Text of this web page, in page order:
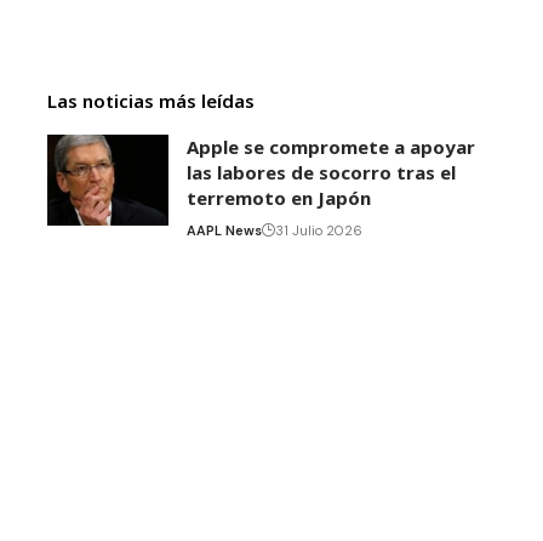
Las noticias más leídas
Apple se compromete a apoyar
las labores de socorro tras el
terremoto en Japón
AAPL News 31 Julio 2026